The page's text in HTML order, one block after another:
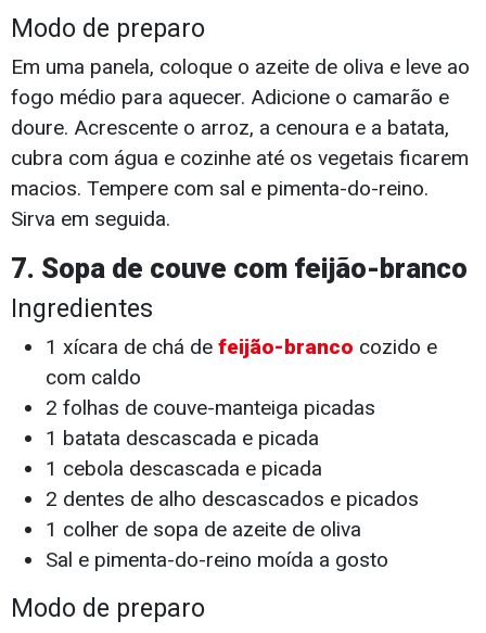
Modo de preparo
Em uma panela, coloque o azeite de oliva e leve ao
fogo médio para aquecer. Adicione o camarão e
doure. Acrescente o arroz, a cenoura e a batata,
cubra com água e cozinhe até os vegetais ficarem
macios. Tempere com sal e pimenta-do-reino.
Sirva em seguida.
7. Sopa de couve com feijão-branco
Ingredientes
1 xícara de chá de feijão-branco cozido e
com caldo
2 folhas de couve-manteiga picadas
1 batata descascada e picada
1 cebola descascada e picada
2 dentes de alho descascados e picados
1 colher de sopa de azeite de oliva
Sal e pimenta-do-reino moída a gosto
Modo de preparo